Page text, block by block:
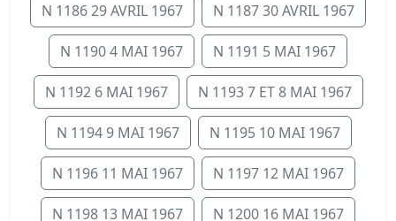
N 1186 29 AVRIL 1967 N 1187 30 AVRIL 1967
N 1190 4 MAI 1967 N 1191 5 MAI 1967
N 1192 6 MAI 1967 N 1193 7 ET 8 MAI 1967
N 1194 9 MAI 1967 N 1195 10 MAI 1967
N 1196 11 MAI 1967 N 1197 12 MAI 1967
N 1198 13 MAI 1967 N 1200 16 MAI 1967